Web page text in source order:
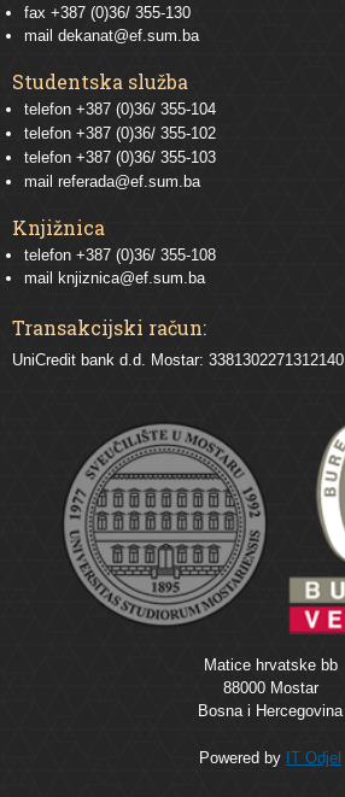
fax +387 (0)36/ 355-130
mail dekanat@ef.sum.ba
Studentska služba
telefon +387 (0)36/ 355-104
telefon +387 (0)36/ 355-102
telefon +387 (0)36/ 355-103
mail referada@ef.sum.ba
Knjižnica
telefon +387 (0)36/ 355-108
mail knjiznica@ef.sum.ba
Transakcijski račun:
UniCredit bank d.d. Mostar: 3381302271312140
Matice hrvatske bb
88000 Mostar
Bosna i Hercegovina
Powered by IT Odjel